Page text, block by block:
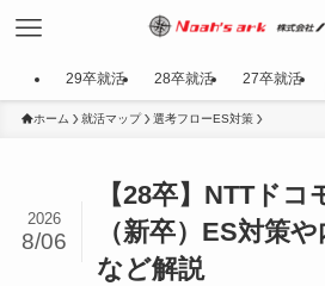
29卒就活 28卒就活 27卒就活
ホーム 就活マップ 選考フローES対策
【28卒】NTTド
（新卒）ES対策
など解説
2026
8/06